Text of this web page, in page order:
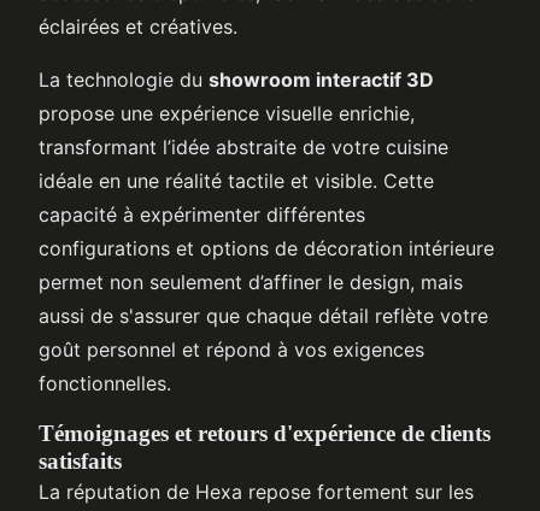
éclairées et créatives.
La technologie du showroom interactif 3D
propose une expérience visuelle enrichie,
transformant l’idée abstraite de votre cuisine
idéale en une réalité tactile et visible. Cette
capacité à expérimenter différentes
configurations et options de décoration intérieure
permet non seulement d’affiner le design, mais
aussi de s'assurer que chaque détail reflète votre
goût personnel et répond à vos exigences
fonctionnelles.
Témoignages et retours d'expérience de clients
satisfaits
La réputation de Hexa repose fortement sur les